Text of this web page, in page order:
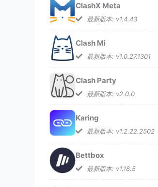
ClashX Meta
最新版本: v1.4.43
Clash Mi
最新版本: v1.0.27.1301
Clash Party
最新版本: v2.0.0
Karing
最新版本: v1.2.22.2502
Bettbox
最新版本: v1.18.5